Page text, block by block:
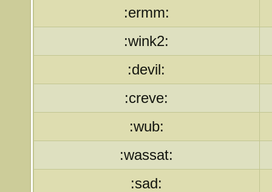
:ermm:
:wink2:
:devil:
:creve:
:wub:
:wassat:
:sad: